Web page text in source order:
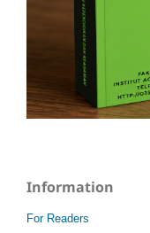
Information
For Readers